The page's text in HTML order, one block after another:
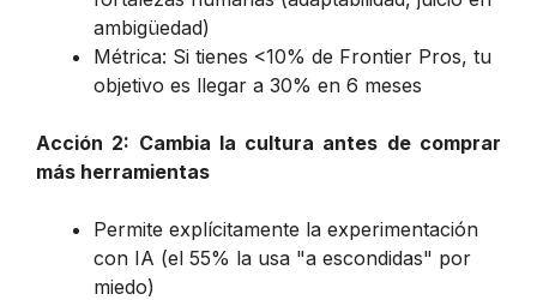
ambigüedad)
Métrica: Si tienes <10% de Frontier Pros, tu
objetivo es llegar a 30% en 6 meses
Acción 2: Cambia la cultura antes de comprar
más herramientas
Permite explícitamente la experimentación
con IA (el 55% la usa "a escondidas" por
miedo)